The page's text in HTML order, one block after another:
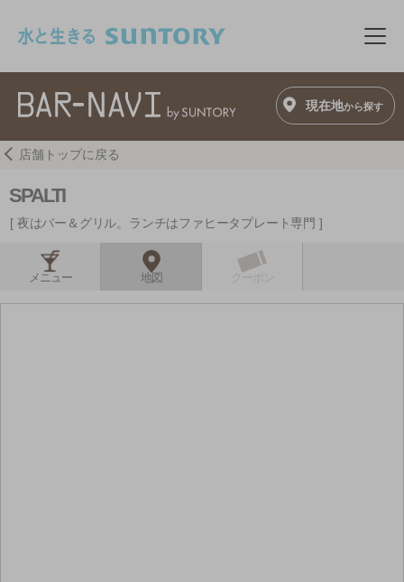
メ
現在地から探す
店舗トップに戻る
SPALTI
夜はバー＆グリル。ランチはファヒータプレート専門
メニュー 地図